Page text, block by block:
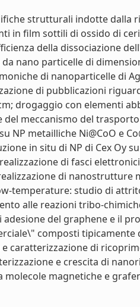
strutturali indotte dalla
in film sottili di ossido di
della dissociazione
nano particelle di
di nanoparticelle di
di pubblicazioni
drogaggio con elementi
meccanismo del
NP metailliche Ni@CoO e
in situ di NP di Cex Oy
di fasci
di
temperature: studio di
alle reazioni tribo-
del graphene e il
composti
caratterizzazione di
e crescita di
magnetiche e